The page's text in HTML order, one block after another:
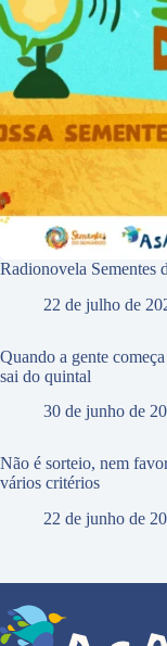
Radionovela Sementes
22 de julho de
Quando a gente
sai do quintal
30 de junho de
Não é sorteio, nem
vários critérios
22 de junho de